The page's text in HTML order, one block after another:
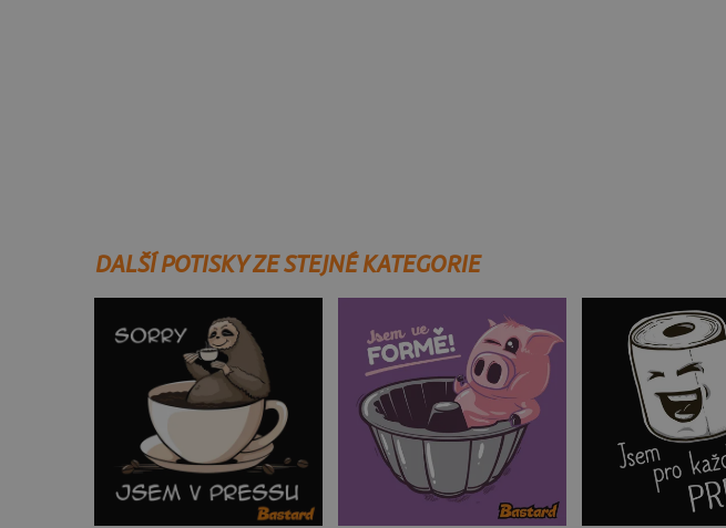
DALŠÍ POTISKY ZE STEJNÉ KATEGORIE